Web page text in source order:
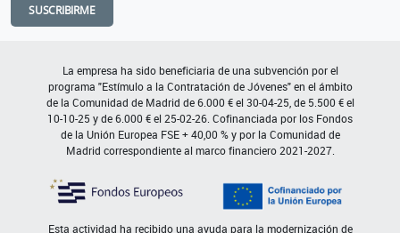
SUSCRIBIRME
La empresa ha sido beneficiaria de una subvención por el
programa "Estímulo a la Contratación de Jóvenes" en el ámbito
de la Comunidad de Madrid de 6.000 € el 30-04-25, de 5.500 € el
10-10-25 y de 6.000 € el 25-02-26. Cofinanciada por los Fondos
de la Unión Europea FSE + 40,00 % y por la Comunidad de
Madrid correspondiente al marco financiero 2021-2027.
Esta actividad ha recibido una ayuda para la modernización de